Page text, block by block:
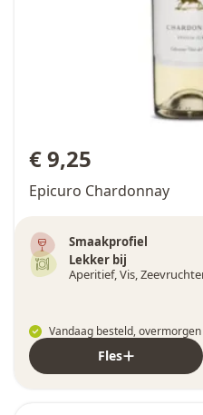
€ 9,25
Epicuro Chardonnay
Smaakprofiel
Lekker bij
Aperitief, Vis,
Vandaag besteld, overmorgen
Fles